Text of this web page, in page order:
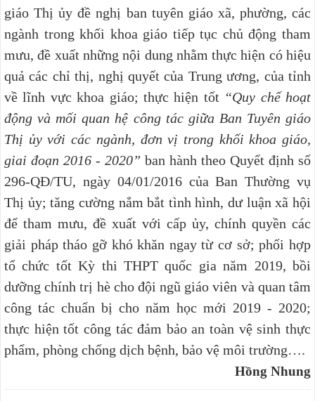
giáo Thị ủy đề nghị ban tuyên giáo xã, phường, các
ngành trong khối khoa giáo tiếp tục chủ động tham
mưu, đề xuất những nội dung nhằm thực hiện có hiệu
quả các chỉ thị, nghị quyết của Trung ương, của tỉnh
về lĩnh vực khoa giáo; thực hiện tốt “Quy chế hoạt
động và mối quan hệ công tác giữa Ban Tuyên giáo
Thị ủy với các ngành, đơn vị trong khối khoa giáo,
giai đoạn 2016 - 2020” ban hành theo Quyết định số
296-QĐ/TU, ngày 04/01/2016 của Ban Thường vụ
Thị ủy; tăng cường nắm bắt tình hình, dư luận xã hội
để tham mưu, đề xuất với cấp ủy, chính quyền các
giải pháp tháo gỡ khó khăn ngay từ cơ sở; phối hợp
tổ chức tốt Kỳ thi THPT quốc gia năm 2019, bồi
dưỡng chính trị hè cho đội ngũ giáo viên và quan tâm
công tác chuẩn bị cho năm học mới 2019 - 2020;
thực hiện tốt công tác đảm bảo an toàn vệ sinh thực
phẩm, phòng chống dịch bệnh, bảo vệ môi trường….
Hồng Nhung